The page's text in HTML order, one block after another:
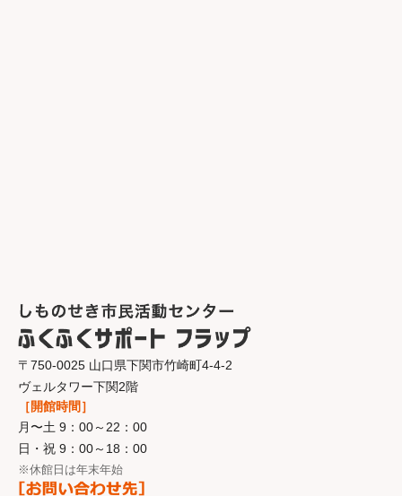
〒750-0025 山口県下関市竹崎町4-4-2
ヴェルタワー下関2階
［開館時間］
月〜土 9：00～22：00
日・祝 9：00～18：00
※休館日は年末年始